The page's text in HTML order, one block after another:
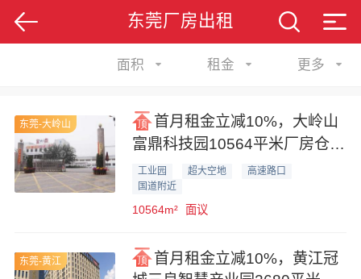
东莞厂房出租
面积 租金 更多
东莞-大岭山
首月租金立减10%，大岭山
富鼎科技园10564平米厂房仓库
业主直租
工业园 超大空地
高速路口
国道附近
10564m² 面议
东莞-黄江
首月租金立减10%，黄江冠